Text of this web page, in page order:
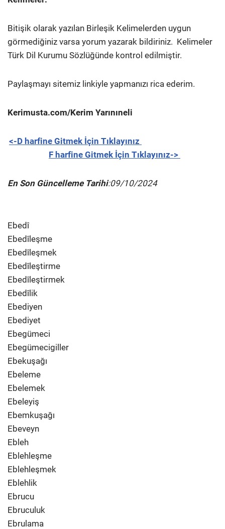
Bitişik olarak yazılan Birleşik Kelimelerden uygun
görmediğiniz varsa yorum yazarak bildiriniz. Kelimeler
Türk Dil Kurumu Sözlüğünde kontrol edilmiştir.
Paylaşmayı sitemiz linkiyle yapmanızı rica ederim.
Kerimusta.com/Kerim Yarınıneli
<-D harfine Gitmek İçin Tıklayınız
F harfine Gitmek İçin Tıklayınız->
En Son Güncelleme Tarihi:09/10/2024
Ebedî
Ebedîleşme
Ebedîleşmek
Ebedîleştirme
Ebedîleştirmek
Ebedîlik
Ebediyen
Ebediyet
Ebegümeci
Ebegümecigiller
Ebekuşağı
Ebeleme
Ebelemek
Ebeleyiş
Ebemkuşağı
Ebeveyn
Ebleh
Eblehleşme
Eblehleşmek
Eblehlik
Ebrucu
Ebruculuk
Ebrulama